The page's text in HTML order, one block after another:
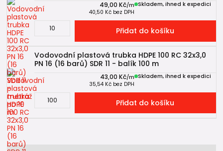
49,00 Kč/m
40,50 Kč bez DPH
Skladem, ihned k expedici
Přidat do košíku
Vodovodní plastová trubka HDPE 100 RC 32x3,0
PN 16 (16 barů) SDR 11 - balík 100 m
43,00 Kč/m
35,54 Kč bez DPH
Skladem, ihned k expedici
Přidat do košíku